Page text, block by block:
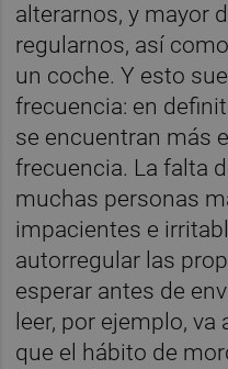
alterarnos, y mayor
regularnos, así
un coche. Y esto
frecuencia: en
se encuentran más
frecuencia. La falta
muchas personas
impacientes e
autorregular las
esperar antes de
leer, por ejemplo,
que el hábito de